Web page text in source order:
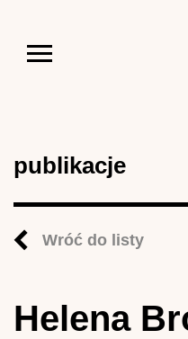
publikacje
Wróć do listy
Helena